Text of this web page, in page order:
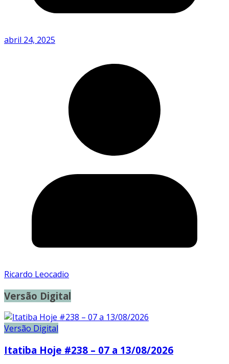
abril 24, 2025
Ricardo Leocadio
Versão Digital
Versão Digital
Itatiba Hoje #238 – 07 a 13/08/2026